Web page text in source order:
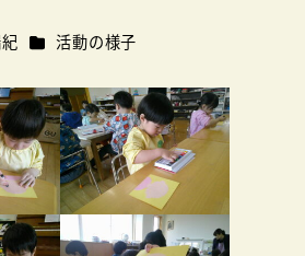
カテゴリー
活動の様子